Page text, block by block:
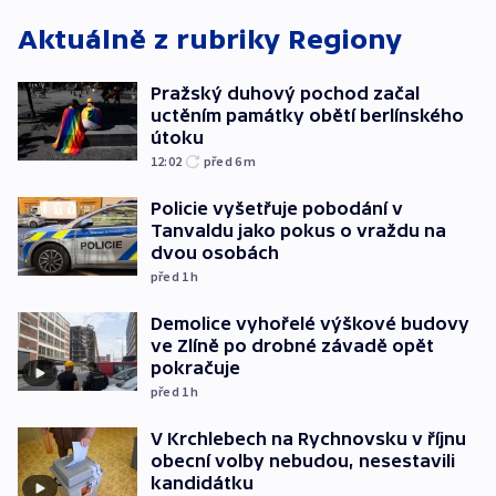
Aktuálně z rubriky Regiony
Pražský duhový pochod začal
uctěním památky obětí berlínského
útoku
12:02 před 6m
Policie vyšetřuje pobodání v
Tanvaldu jako pokus o vraždu na
dvou osobách
před 1h
Demolice vyhořelé výškové budovy
ve Zlíně po drobné závadě opět
pokračuje
před 1h
V Krchlebech na Rychnovsku v říjnu
obecní volby nebudou, nesestavili
kandidátku